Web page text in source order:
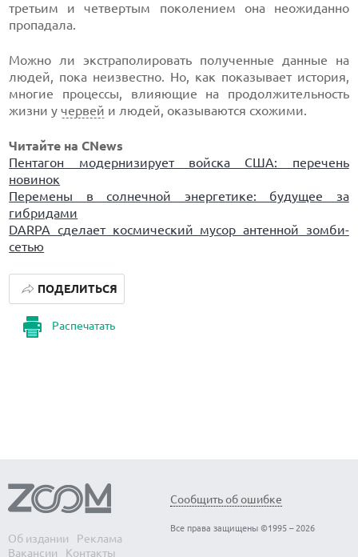
третьим и четвертым поколением она неожиданно
пропадала.
Можно ли экстраполировать полученные данные на
людей, пока неизвестно. Но, как показывает история,
многие процессы, влияющие на продолжительность
жизни учервей и людей, оказываются схожими.
Читайте на CNews
Пентагон модернизирует войска США: перечень
новинок
Перемены в солнечной энергетике: будущее за
гибридами
DARPA сделает космический мусор антенной зомби-
сетью
Распечатать
ПОДЕЛИТЬСЯ
Об издании
Реклама
Вакансии
Контакты
Сообщить об ошибке
Все права защищены ©1995 – 2026